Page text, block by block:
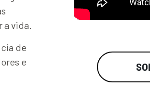
a vida.
de
e